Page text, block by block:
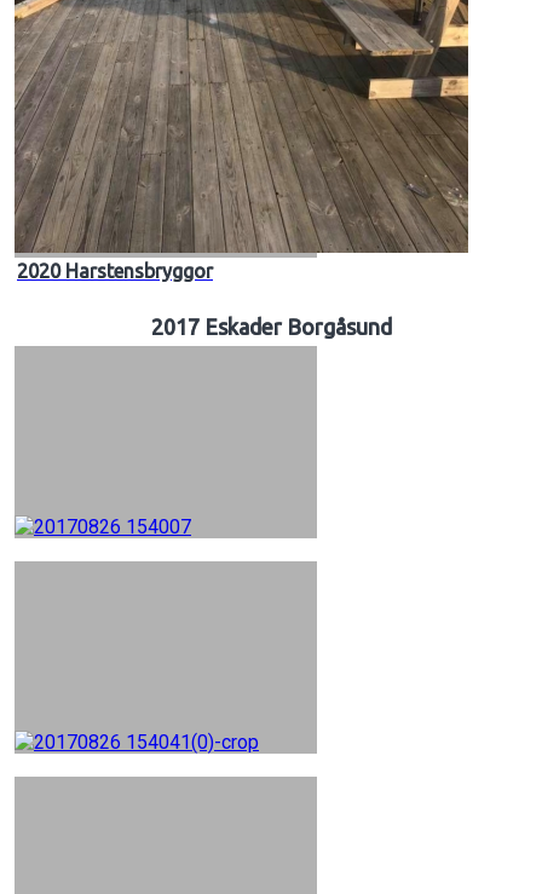
2020 Harstensbryggor
2017 Eskader Borgåsund